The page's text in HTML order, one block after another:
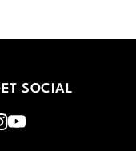
SOCIAL
Youtube